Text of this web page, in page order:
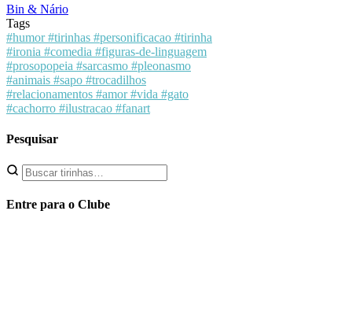
Bin & Nário
Tags
#humor#tirinhas #personificacao #tirinha
#ironia #comedia #figuras-de-linguagem
#prosopopeia #sarcasmo #pleonasmo
#animais #sapo #trocadilhos
#relacionamentos #amor#vida #gato
#cachorro #ilustracao #fanart
Pesquisar
Entre para o Clube